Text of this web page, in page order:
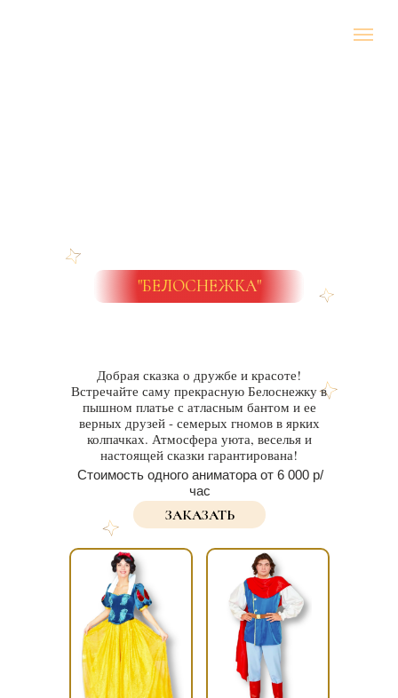
"БЕЛОСНЕЖКА"
Стоимость одного аниматора от 6 000 р/
час
Добрая сказка о дружбе и красоте!
Встречайте саму прекрасную Белоснежку в
пышном платье с атласным бантом и ее
верных друзей - семерых гномов в ярких
колпачках. Атмосфера уюта, веселья и
настоящей сказки гарантирована!
ЗАКАЗАТЬ